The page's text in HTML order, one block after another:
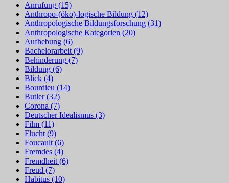
Anrufung (15)
Anthropo-(öko)-logische Bildung (12)
Anthropologische Bildungsforschung (31)
Anthropologische Kategorien (20)
Aufhebung (6)
Bachelorarbeit(9)
Behinderung (7)
Bildung (6)
Blick (4)
Bourdieu (14)
Butler(32)
Corona (7)
Deutscher Idealismus (3)
Film (11)
Flucht(9)
Foucault(6)
Fremdes (4)
Fremdheit(6)
Freud (7)
Habitus (10)